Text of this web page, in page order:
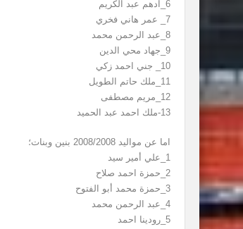
6_ادهم عبد الكريم
7_ عمر هاني فخري
8_عبد الرحمن محمد
9_جهاد محي الدين
10_ جني احمد زكي
11_ملك حاتم الطويل
12_مريم مصطفى
13-ملك احمد عبد الحميد
اما عن مواليد 2008/2008 بنين وبنات؛
1_علي أمير سيد
2_حمزة احمد صلاح
3_حمزة محمد أبو الفتوح
4_عبد الرحمن محمد
5_رودينا احمد